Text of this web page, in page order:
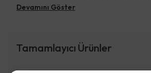
Devamını Göster
Tamamlayıcı Ürünler